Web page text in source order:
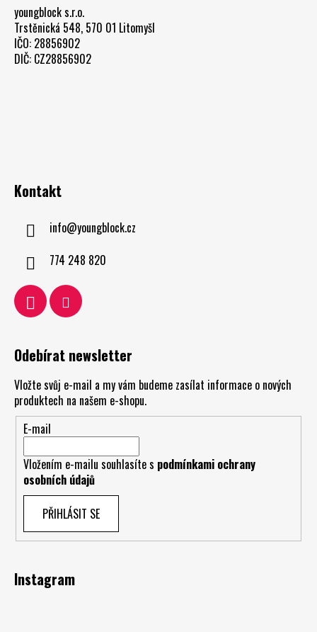
youngblock s.r.o.
Trstěnická 548, 570 01 Litomyšl
IČO: 28856902
DIČ: CZ28856902
Kontakt
info@youngblock.cz
774 248 820
Odebírat newsletter
Vložte svůj e-mail a my vám budeme zasílat informace o nových
produktech na našem e-shopu.
E-mail
Vložením e-mailu souhlasíte s podmínkami ochrany
osobních údajů
PŘIHLÁSIT SE
Instagram